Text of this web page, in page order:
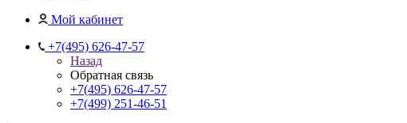
Мой кабинет
+7(495) 626-47-57
Назад
Обратная связь
+7(495) 626-47-57
+7(499) 251-46-51